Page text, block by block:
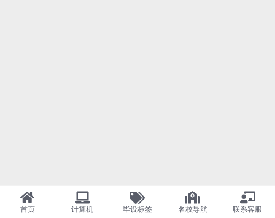
首页 计算机 毕设标签 名校导航 联系客服